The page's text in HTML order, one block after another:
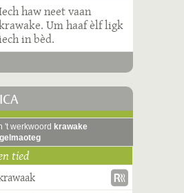
haw neet vaan
Um haaf èlf ligk
in bèd.
't werkwoord krawake
tied